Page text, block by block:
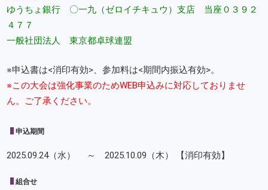
ゆうちょ銀行 〇一九（ゼロイチキュウ）支店 当座０３９２
４７７
一般社団法人 東京都卓球連盟
※申込書は<消印有効>、参加料は<期間内振込有効>。
※この大会は強化事業のためWEB申込みに対応しておりませ
ん。ご了承ください。
申込期間
2025.09.24（水） ～ 2025.10.09（木） 【消印有効】
組合せ